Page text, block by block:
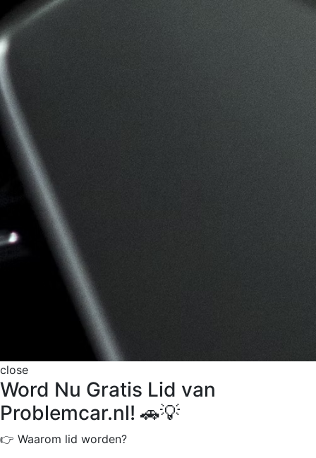
close
Word Nu Gratis Lid van
Problemcar.nl! 🚗💡
👉 Waarom lid worden?